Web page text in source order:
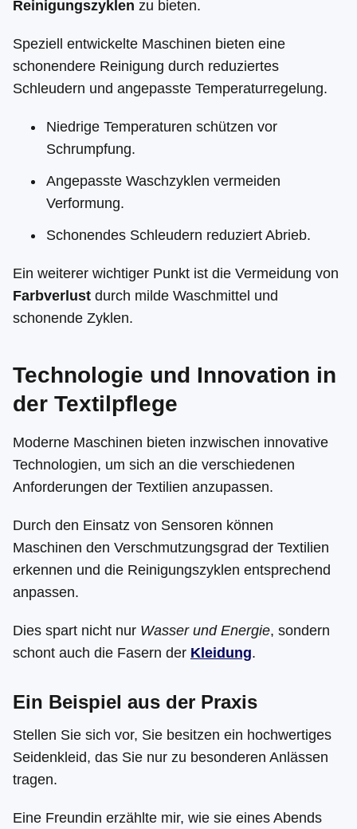
Reinigungszyklen zu bieten.
Speziell entwickelte Maschinen bieten eine
schonendere Reinigung durch reduziertes
Schleudern und angepasste Temperaturregelung.
Niedrige Temperaturen schützen vor
Schrumpfung.
Angepasste Waschzyklen vermeiden
Verformung.
Schonendes Schleudern reduziert Abrieb.
Ein weiterer wichtiger Punkt ist die Vermeidung von
Farbverlust durch milde Waschmittel und
schonende Zyklen.
Technologie und Innovation in
der Textilpflege
Moderne Maschinen bieten inzwischen innovative
Technologien, um sich an die verschiedenen
Anforderungen der Textilien anzupassen.
Durch den Einsatz von Sensoren können
Maschinen den Verschmutzungsgrad der Textilien
erkennen und die Reinigungszyklen entsprechend
anpassen.
Dies spart nicht nur Wasser und Energie, sondern
schont auch die Fasern der Kleidung.
Ein Beispiel aus der Praxis
Stellen Sie sich vor, Sie besitzen ein hochwertiges
Seidenkleid, das Sie nur zu besonderen Anlässen
tragen.
Eine Freundin erzählte mir, wie sie eines Abends